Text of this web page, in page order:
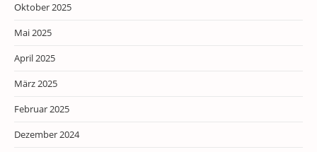
Oktober 2025
Mai 2025
April 2025
März 2025
Februar 2025
Dezember 2024